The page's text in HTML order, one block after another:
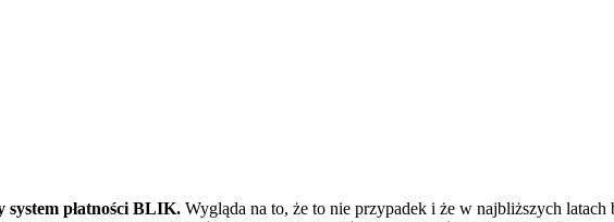
system płatności BLIK. Wygląda na to, że to nie przypadek i że w najbliższych